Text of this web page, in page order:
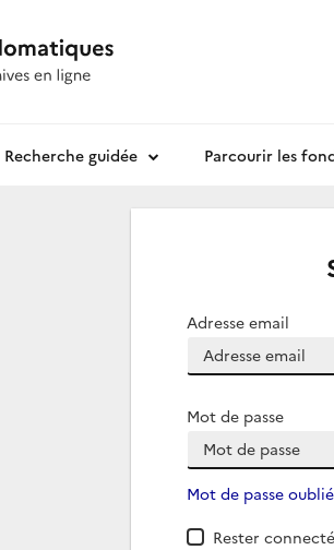
Recherche guidée Parcourir les
Adresse email
Mot de passe
Mot de passe oublié
Rester connecté